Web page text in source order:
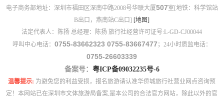
电子商务部地址：深圳市福田区深南中路2008号华联大厦507室[地铁：科学馆站
B出口，燕南站C出口] [地图]
法定代表人：陈扬 总经理：陈扬 旅行社经营许可证号:L-GD-CJ00044
呼叫中心电话： 0755-83662323 0755-83667477 ；24小时质监电话：
0755-26603339
备案号： 粤ICP备09032235号-6
温馨提示: 为避免您的利益受损，报名旅游请认准华侨城旅行社营业网点咨询预
定！本网站已在深圳市文体旅游局备案,是本公司的合法官方网站，除此以外的官